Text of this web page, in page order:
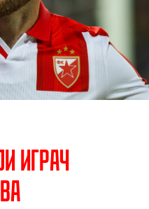
играч